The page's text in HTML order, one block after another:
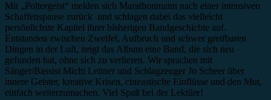
Mit „Poltergeist“ melden sich Marathonmann nach einer intensiven
Schaffenspause zurück und schlagen dabei das vielleicht
persönlichste Kapitel ihrer bisherigen Bandgeschichte auf.
Entstanden zwischen Zweifel, Aufbruch und schwer greifbaren
Dingen in der Luft, zeigt das Album eine Band, die sich neu
gefunden hat, ohne sich zu verlieren. Wir sprachen mit
Sänger/Bassist Michi Lettner und Schlagzeuger Jo Scheer über
innere Geister, kreative Krisen, cineastische Einflüsse und den Mut,
einfach weiterzumachen. Viel Spaß bei der Lektüre!